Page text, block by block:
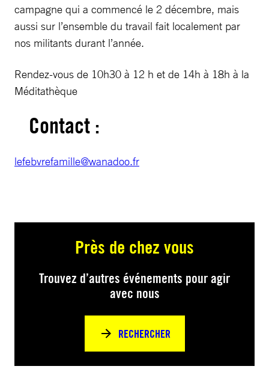
campagne qui a commencé le 2 décembre, mais
aussi sur l’ensemble du travail fait localement par
nos militants durant l’année.
Rendez-vous de 10h30 à 12 h et de 14h à 18h à la
Méditathèque
Contact :
lefebvrefamille@wanadoo.fr
Près de chez vous
Trouvez d’autres événements pour agir
avec nous
RECHERCHER